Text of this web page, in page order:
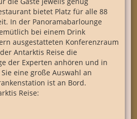
bietet Platz für alle 88
In der Panoramabarlounge
bei einem Drink
ausgestatteten Konferenzraum
Antarktis Reise die
der Experten anhören und in
eine große Auswahl an
ist an Bord.
Reise: